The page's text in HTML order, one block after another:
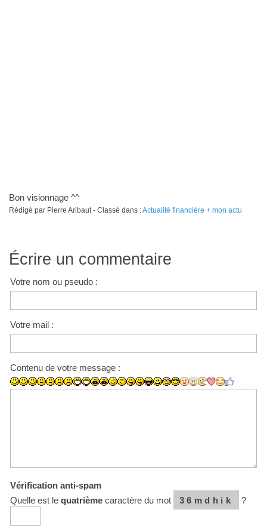
Bon visionnage ^^
Rédigé par Pierre Aribaut - Classé dans :Actualité financière + mon actu
Écrire un commentaire
Votre nom ou pseudo :
Votre mail :
Contenu de votre message :
Vérification anti-spam
Quelle est le quatrièmecaractère du mot 36mdhik ?